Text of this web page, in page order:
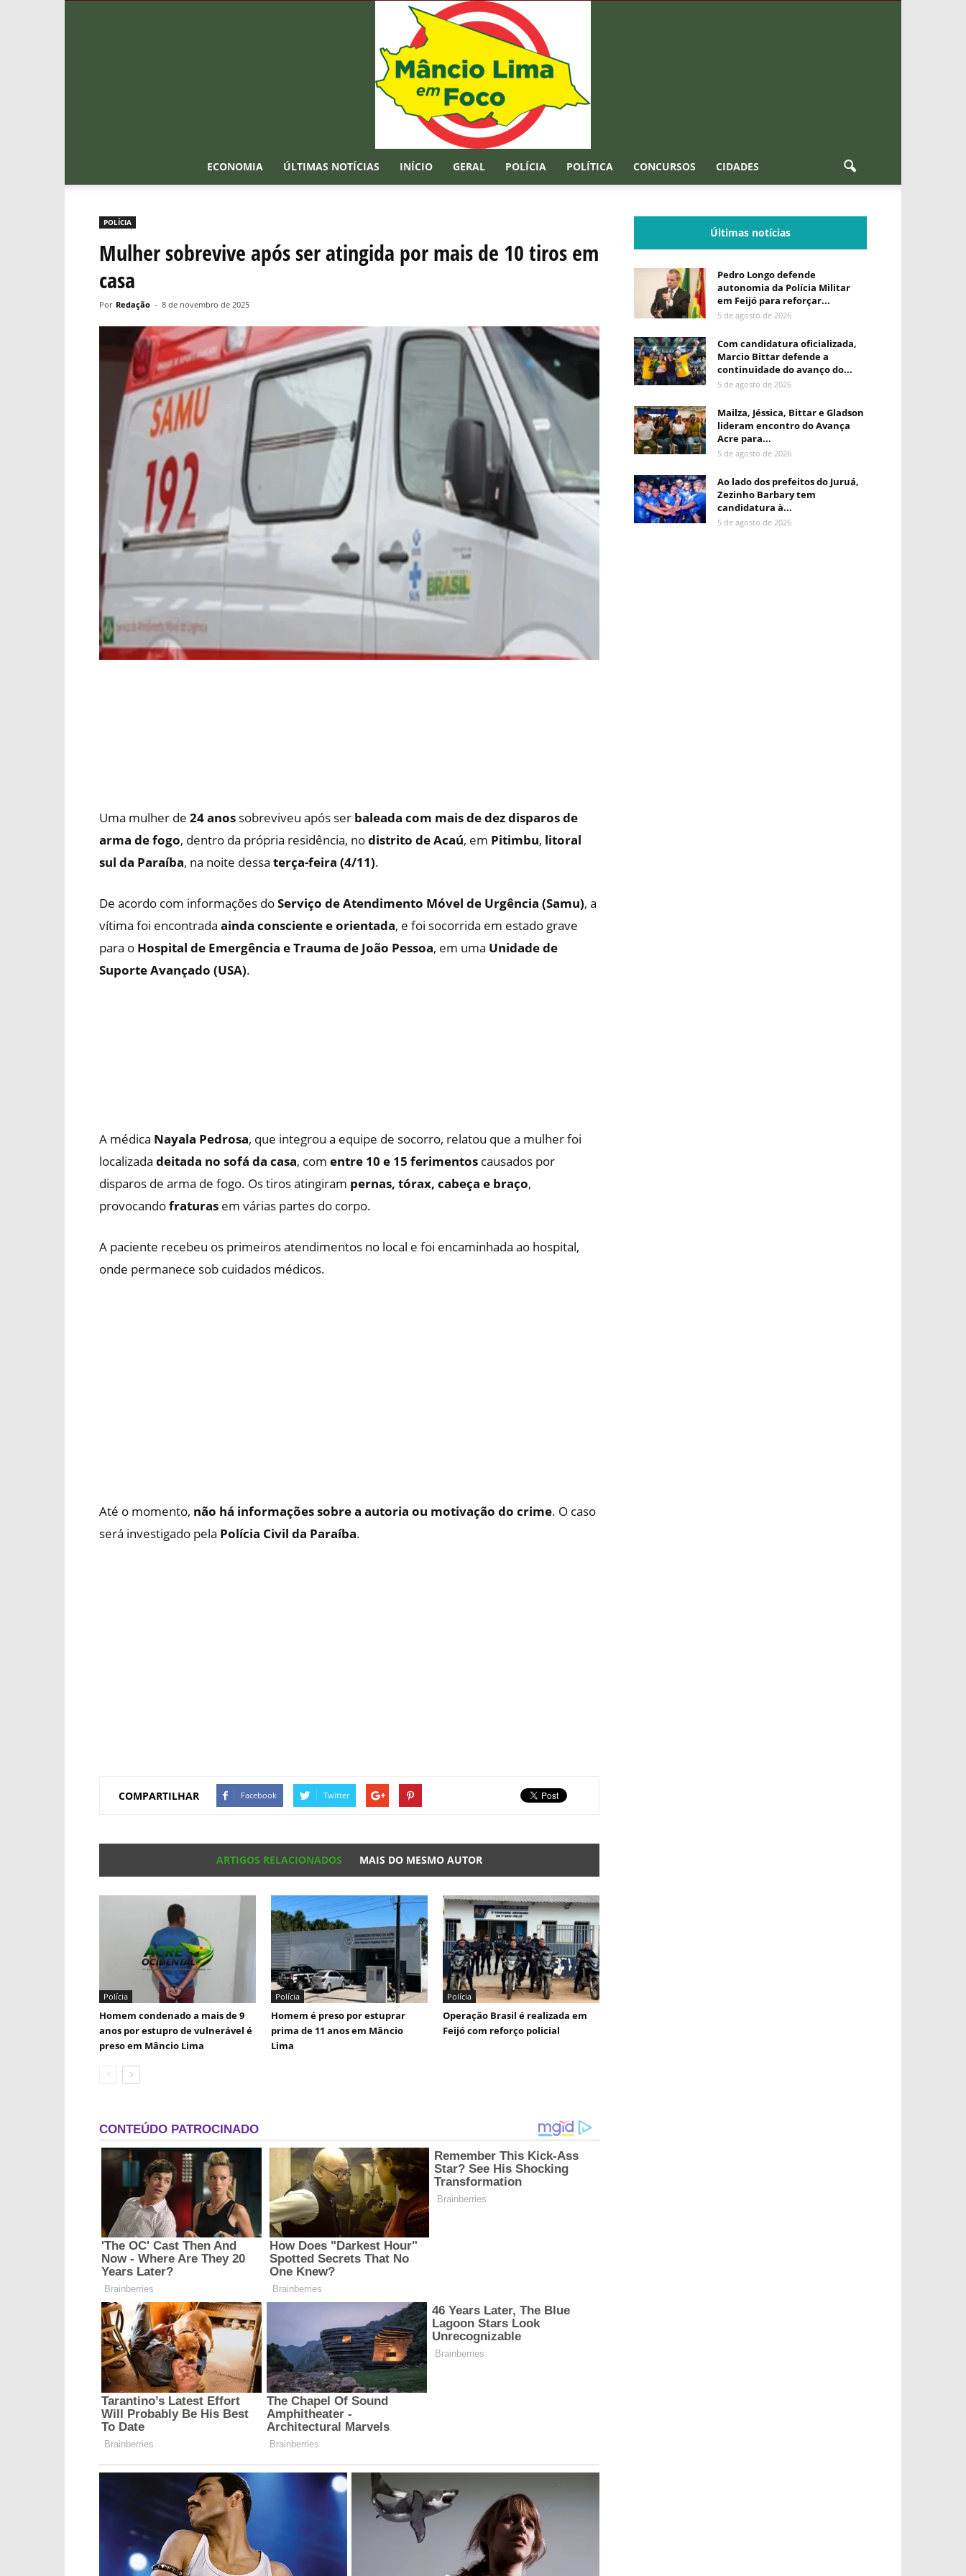
Em
Foco
ECONOMIA ÚLTIMAS NOTÍCIAS INÍCIO GERAL POLÍCIA POLÍTICA CONCURSOS CIDADES
POLÍCIA
Mulher sobrevive após ser atingida por mais de 10 tiros em
casa
Por Redação - 8 de novembro de 2025
Uma mulher de 24 anos sobreviveu após ser baleada com mais de dez disparos de
arma de fogo, dentro da própria residência, nodistrito de Acaú, em Pitimbu, litoral
sul da Paraíba, na noite dessa terça-feira (4/11).
De acordo com informações doServiço de Atendimento Móvel de Urgência (Samu), a
vítima foi encontrada ainda consciente e orientada, e foi socorrida em estado grave
para o Hospital de Emergência e Trauma de João Pessoa, em uma Unidade de
Suporte Avançado (USA).
A médica Nayala Pedrosa, que integrou a equipe de socorro, relatou que a mulher foi
localizada deitada no sofá da casa, com entre 10 e 15 ferimentos causados por
disparos de arma de fogo. Os tiros atingiram pernas, tórax, cabeça e braço,
provocandofraturas em várias partes do corpo.
A paciente recebeu os primeiros atendimentos no local e foi encaminhada ao hospital,
onde permanece sob cuidados médicos.
Até o momento, não há informações sobre a autoria ou motivação do crime. O caso
será investigado pela Polícia Civil da Paraíba.
COMPARTILHAR Facebook Twitter
ARTIGOS RELACIONADOS MAIS DO MESMO AUTOR
Polícia
Homem condenado a mais de 9
anos por estupro de vulnerável é
preso em Mâncio Lima
Polícia
Homem é preso por estuprar
prima de 11 anos em Mâncio
Lima
Polícia
Operação Brasil é realizada em
Feijó com reforço policial
Últimas notícias
Pedro Longo defende
autonomia da Polícia Militar
em Feijó para reforçar...
5 de agosto de 2026
Com candidatura oficializada,
Marcio Bittar defende a
continuidade do avanço do...
5 de agosto de 2026
Mailza, Jéssica, Bittar e Gladson
lideram encontro do Avança
Acre para...
5 de agosto de 2026
Ao lado dos prefeitos do Juruá,
Zezinho Barbary tem
candidatura à...
5 de agosto de 2026